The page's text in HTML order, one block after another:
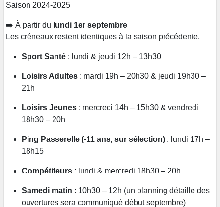
Saison 2024-2025
➡️ À partir du lundi 1er septembre
Les créneaux restent identiques à la saison précédente,
Sport Santé : lundi & jeudi 12h – 13h30
Loisirs Adultes : mardi 19h – 20h30 & jeudi 19h30 –
21h
Loisirs Jeunes : mercredi 14h – 15h30 & vendredi
18h30 – 20h
Ping Passerelle (-11 ans, sur sélection) : lundi 17h –
18h15
Compétiteurs : lundi & mercredi 18h30 – 20h
Samedi matin : 10h30 – 12h (un planning détaillé des
ouvertures sera communiqué début septembre)